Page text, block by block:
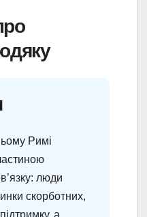
Римі
люди
скорботних,
а